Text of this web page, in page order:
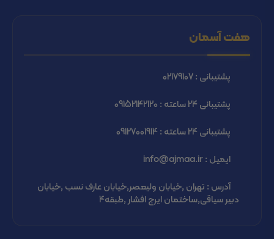
هفت آسمان
پشتیبانی : 02179107
پشتیبانی 24 ساعته : 09152142120
پشتیبانی 24 ساعته : 09127001914
ایمیل : info@ajmaa.ir
آدرس : تهران ,خیابان ولیعصر,خیابان عارف نسب ,خیابان
دبیر سیاقی,ساختمان ایرج افشار ,طبقه4